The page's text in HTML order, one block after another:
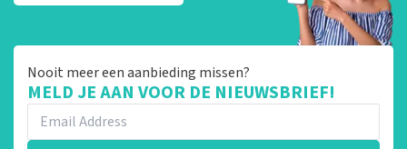
Nooit meer een aanbieding missen?
MELD JE AAN VOOR DE NIEUWSBRIEF!